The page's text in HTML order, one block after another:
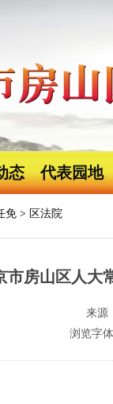
态 代表园地
免 > 区法院
市房山区人大
来源
浏览字